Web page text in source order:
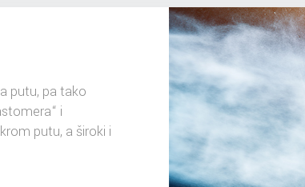
putu, pa tako
i
putu, a široki i